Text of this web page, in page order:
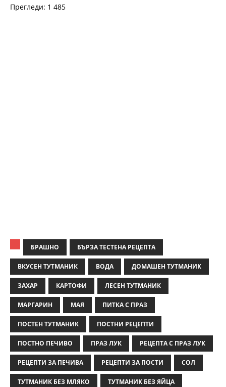
Прегледи: 1 485
БРАШНО БЪРЗА ТЕСТЕНА РЕЦЕПТА
ВКУСЕН ТУТМАНИК ВОДА ДОМАШЕН ТУТМАНИК
ЗАХАР КАРТОФИ ЛЕСЕН ТУТМАНИК
МАРГАРИН МАЯ ПИТКА С ПРАЗ
ПОСТЕН ТУТМАНИК ПОСТНИ РЕЦЕПТИ
ПОСТНО ПЕЧИВО ПРАЗ ЛУК РЕЦЕПТА С ПРАЗ ЛУК
РЕЦЕПТИ ЗА ПЕЧИВА РЕЦЕПТИ ЗА ПОСТИ СОЛ
ТУТМАНИК БЕЗ МЛЯКО ТУТМАНИК БЕЗ ЯЙЦА